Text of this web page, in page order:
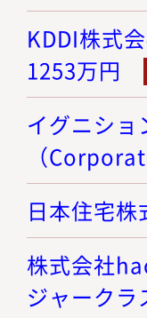
KDDI株式
1253万円
イグニシ
（
日本住宅
株式会社
ジャークラ